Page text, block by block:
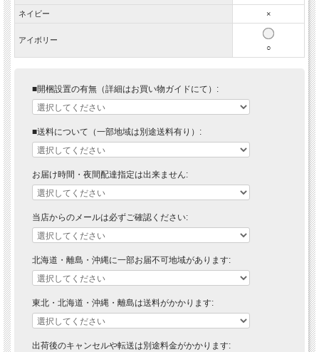
ネイビー ×
アイボリー
○
■開梱設置の有無（詳細はお買い物ガイドにて）:
■送料について（一部地域は別途送料有り）:
お届け時間・夜間配達指定は出来ません:
当店からのメールは必ずご確認ください:
北海道・離島・沖縄に一部お届不可地域があります:
東北・北海道・沖縄・離島は送料がかかります:
出荷後のキャンセルや転送は別途料金がかかります: